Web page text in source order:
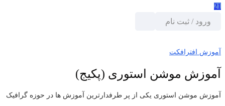
21
ورود / ثبت نام
آموزش افترافکت
آموزش موشن استوری (پکیج)
آموزش موشن استوری یکی از پر طرفدارترین آموزش ها در حوزه گرافیک